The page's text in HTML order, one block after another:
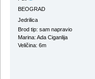
BEOGRAD
Jedrilica
Brod tip: sam napravio
Marina: Ada Ciganlija
Veličina: 6m